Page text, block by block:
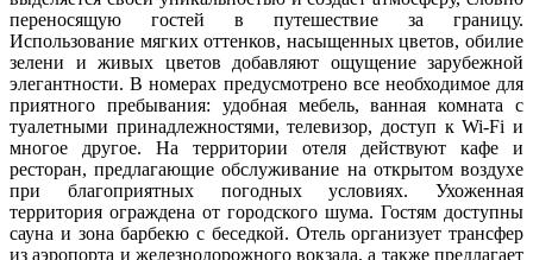
переносящую гостей в путешествие за границу.
Использование мягких оттенков, насыщенных цветов, обилие
зелени и живых цветов добавляют ощущение зарубежной
элегантности. В номерах предусмотрено все необходимое для
приятного пребывания: удобная мебель, ванная комната с
туалетными принадлежностями, телевизор, доступ к Wi-Fi и
многое другое. На территории отеля действуют кафе и
ресторан, предлагающие обслуживание на открытом воздухе
при благоприятных погодных условиях. Ухоженная
территория ограждена от городского шума. Гостям доступны
сауна и зона барбекю с беседкой. Отель организует трансфер
из аэропорта и железнодорожного вокзала, а также предлагает